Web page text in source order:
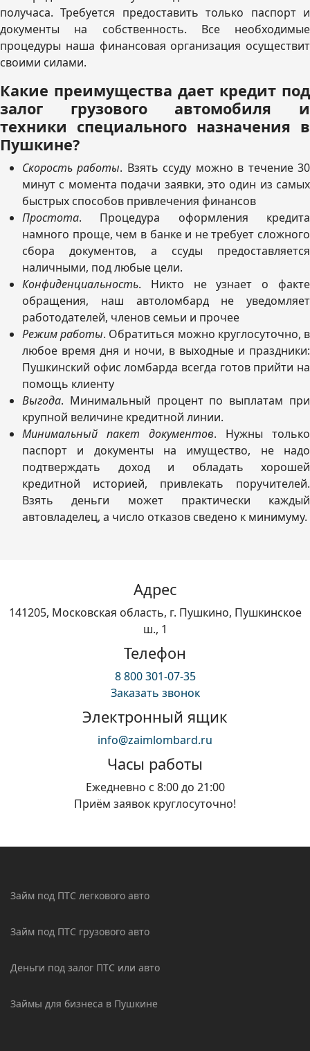
получаса. Требуется предоставить только паспорт и
документы на собственность. Все необходимые
процедуры наша финансовая организация осуществит
своими силами.
Какие преимущества дает кредит под
залог грузового автомобиля и
техники специального назначения в
Пушкине?
Скорость работы. Взять ссуду можно в течение 30
минут с момента подачи заявки, это один из самых
быстрых способов привлечения финансов
Простота. Процедура оформления кредита
намного проще, чем в банке и не требует сложного
сбора документов, а ссуды предоставляется
наличными, под любые цели.
Конфиденциальность. Никто не узнает о факте
обращения, наш автоломбард не уведомляет
работодателей, членов семьи и прочее
Режим работы. Обратиться можно круглосуточно, в
любое время дня и ночи, в выходные и праздники:
Пушкинский офис ломбарда всегда готов прийти на
помощь клиенту
Выгода. Минимальный процент по выплатам при
крупной величине кредитной линии.
Минимальный пакет документов. Нужны только
паспорт и документы на имущество, не надо
подтверждать доход и обладать хорошей
кредитной историей, привлекать поручителей.
Взять деньги может практически каждый
автовладелец, а число отказов сведено к минимуму.
Адрес
141205, Московская область, г. Пушкино, Пушкинское
ш., 1
Телефон
8 800 301-07-35
Заказать звонок
Электронный ящик
info@zaimlombard.ru
Часы работы
Ежедневно с 8:00 до 21:00
Приём заявок круглосуточно!
Займ под ПТС легкового авто
Займ под ПТС грузового авто
Деньги под залог ПТС или авто
Займы для бизнеса в Пушкине